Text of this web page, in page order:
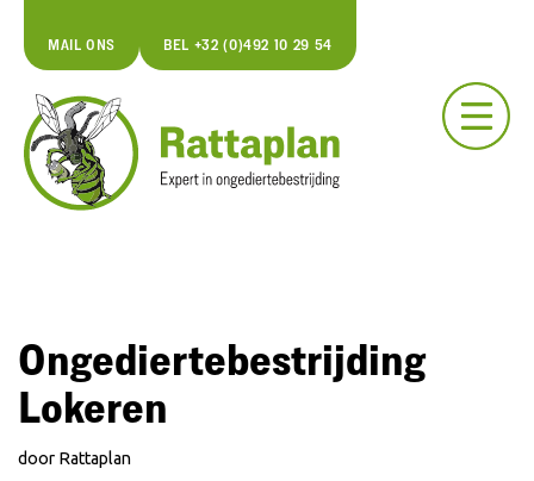
Spring
naar
de
inhoud
MAIL ONS BEL +32 (0)492 10 29 54
Ongediertebestrijding
Lokeren
door Rattaplan